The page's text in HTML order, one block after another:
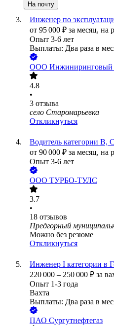
На почту
Инженер по
от 95 000 ₽ за месяц, на
Опыт 3-6 лет
Выплаты: Два раза в
ООО Инжиниринговый
4.8
•
3 отзыва
село Старомарьевка
Откликнуться
Водитель категории B, C
от 90 000 ₽ за месяц, на
Опыт 3-6 лет
ООО ТУРБО-ТУЛС
3.7
•
18 отзывов
Предгорный
Можно без резюме
Откликнуться
Инженер I категории в
220 000 – 250 000 ₽ за
Опыт 1-3 года
Вахта
Выплаты: Два раза в
ПАО Сургутнефтегаз